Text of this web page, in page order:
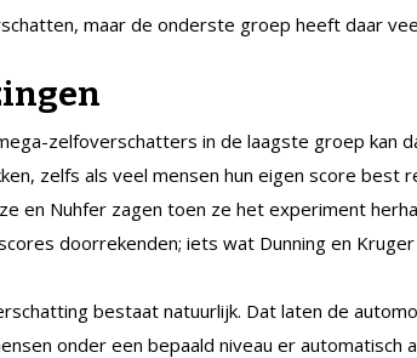
maar de onderste groep heeft daar
zelfoverschatters in de laagste groep kan
zelfs als veel mensen hun eigen score best
en Nuhfer zagen toen ze het experiment
doorrekenden; iets wat Dunning en
bestaat natuurlijk. Dat laten de
onder een bepaald niveau er automatisch